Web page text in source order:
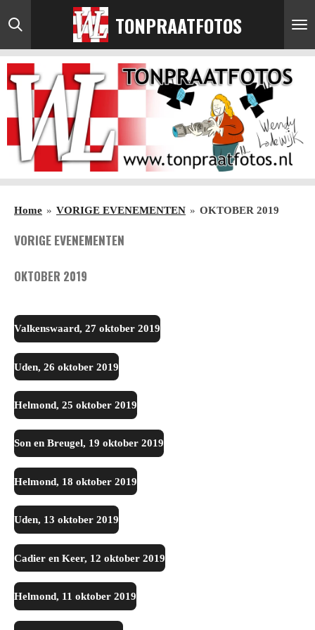
Ga
direct
naar
hoofdinhoud
TONPRAATFOTOS
Home » VORIGE EVENEMENTEN » OKTOBER 2019
VORIGE EVENEMENTEN
OKTOBER 2019
Valkenswaard, 27 oktober 2019
Uden, 26 oktober 2019
Helmond, 25 oktober 2019
Son en Breugel, 19 oktober 2019
Helmond, 18 oktober 2019
Uden, 13 oktober 2019
Cadier en Keer, 12 oktober 2019
Helmond, 11 oktober 2019